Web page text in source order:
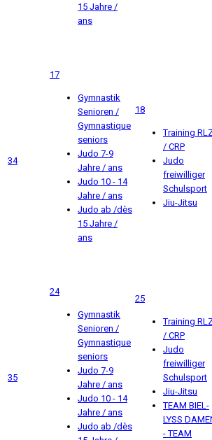
15 Jahre /
ans
34
17
Gymnastik
Senioren /
Gymnastique
seniors
Judo 7-9
Jahre / ans
Judo 10 - 14
Jahre / ans
Judo ab /dès
15 Jahre /
ans
18
Training
/ CRP
Judo
freiwilliger
Schulsport
Jiu-Jitsu
35
24
Gymnastik
Senioren /
Gymnastique
seniors
Judo 7-9
Jahre / ans
Judo 10 - 14
Jahre / ans
Judo ab /dès
25
Training
/ CRP
Judo
freiwilliger
Schulsport
Jiu-Jitsu
TEAM BIEL-
LYSS
- TEAM